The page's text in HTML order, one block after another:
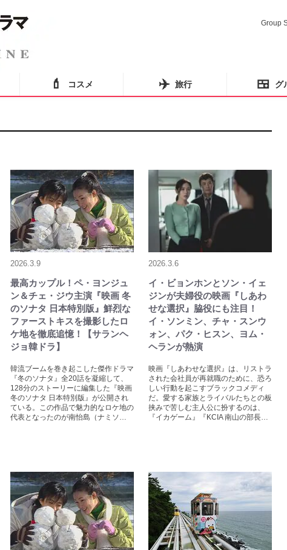
Group
💄 コスメ ✈️ 旅行 🍱 グ
2026.3.9
最高カップル！ペ・ヨンジュ
ン＆チェ・ジウ主演『映画 冬
のソナタ 日本特別版』鮮烈な
ファーストキスを撮影したロ
ケ地を徹底追憶！【サランヘ
ジョ韓ドラ】
韓流ブームを巻き起こした傑作ドラマ
『冬のソナタ』全20話を凝縮して、
128分のストーリーに編集した『映画
冬のソナタ 日本特別版』が公開され
ている。この作品で魅力的なロケ地の
代表となったのが南怡島（ナミソ…
2026.3.6
イ・ビョンホンとソン・イェ
ジンが夫婦役の映画『しあわ
せな選択』脇役にも注目！
イ・ソンミン、チャ・スンウ
ォン、パク・ヒスン、ヨム・
ヘランが熱演
映画『しあわせな選択』は、リストラ
された会社員が再就職のために、恐ろ
しい行動を起こすブラックコメディ
だ。愛する家族とライバルたちとの板
挟みで苦しむ主人公に扮するのは、
『イカゲーム』『KCIA 南山の部長…